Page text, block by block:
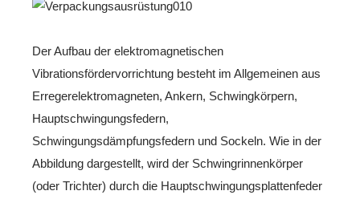
Der Aufbau der elektromagnetischen
Vibrationsfördervorrichtung besteht im Allgemeinen aus
Erregerelektromagneten, Ankern, Schwingkörpern,
Hauptschwingungsfedern,
Schwingungsdämpfungsfedern und Sockeln. Wie in der
Abbildung dargestellt, wird der Schwingrinnenkörper
(oder Trichter) durch die Hauptschwingungsplattenfeder